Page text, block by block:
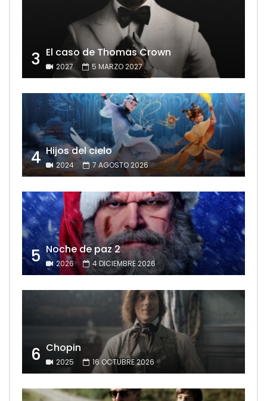
3 El caso de Thomas Crown
2027 5 MARZO 2027
4 Hijos del cielo
2024 7 AGOSTO 2026
5 Noche de paz 2
2026 4 DICIEMBRE 2026
6 Chopin
2025 16 OCTUBRE 2026